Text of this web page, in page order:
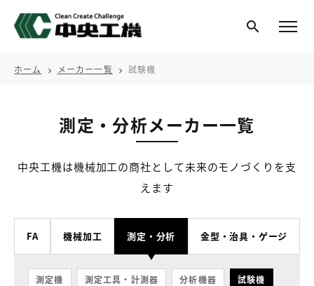
ホーム chevron_right メーカー一覧 chevron_right 試験機
測定・分析メーカー一覧
中央工機は機械加工の商社として未来のモノづくりを支
えます
FA 機械加工 測定・分析 金型・治具・ゲージ
測定機 測定工具・計測器 分析機器 試験機